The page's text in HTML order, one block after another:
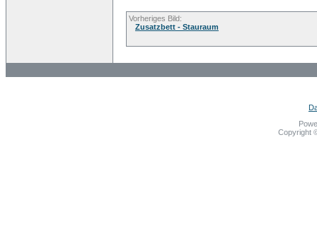
Vorheriges Bild:
Zusatzbett - Stauraum
Copyright